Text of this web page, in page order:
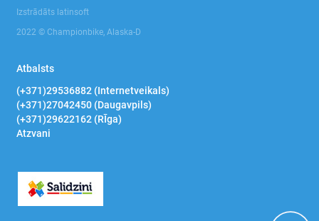
Izstrādāts latinsoft
2022 © Championbike, Alaska-D
Atbalsts
(+371)29536882 (Internetveikals)
(+371)27042450 (Daugavpils)
(+371)29622162 (RĪga)
Atzvani